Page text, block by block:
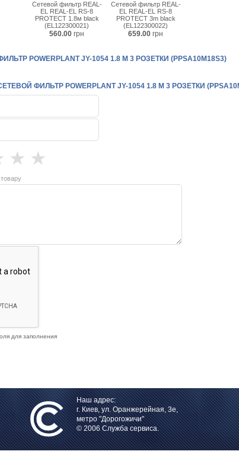
Сетевой фильтр REAL-
EL REAL-EL RS-8
PROTECT 1.8м black
(EL122300021)
560.00 грн
Сетевой фильтр REAL-
EL REAL-EL RS-8
PROTECT 3m black
(EL122300022)
659.00 грн
POWERPLANT JY-1054 1.8 М 3 РОЗЕТКИ (PPSA10M18S3)
ФИЛЬТР POWERPLANT JY-1054 1.8 М 3 РОЗЕТКИ
★
★
для заполнения
Наш адрес:
г. Киев, ул. Оранжерейная, 3е,
метро "Дорогожичи"
© 2006 Служба сервиса.